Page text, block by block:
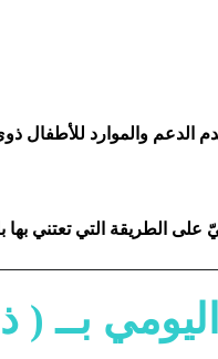
والموارد للأطفال ذوي
الطريقة التي تعتني بها
بــ